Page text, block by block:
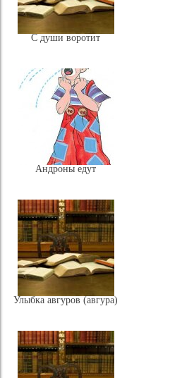
С души воротит
Андроны едут
Улыбка авгуров (авгура)